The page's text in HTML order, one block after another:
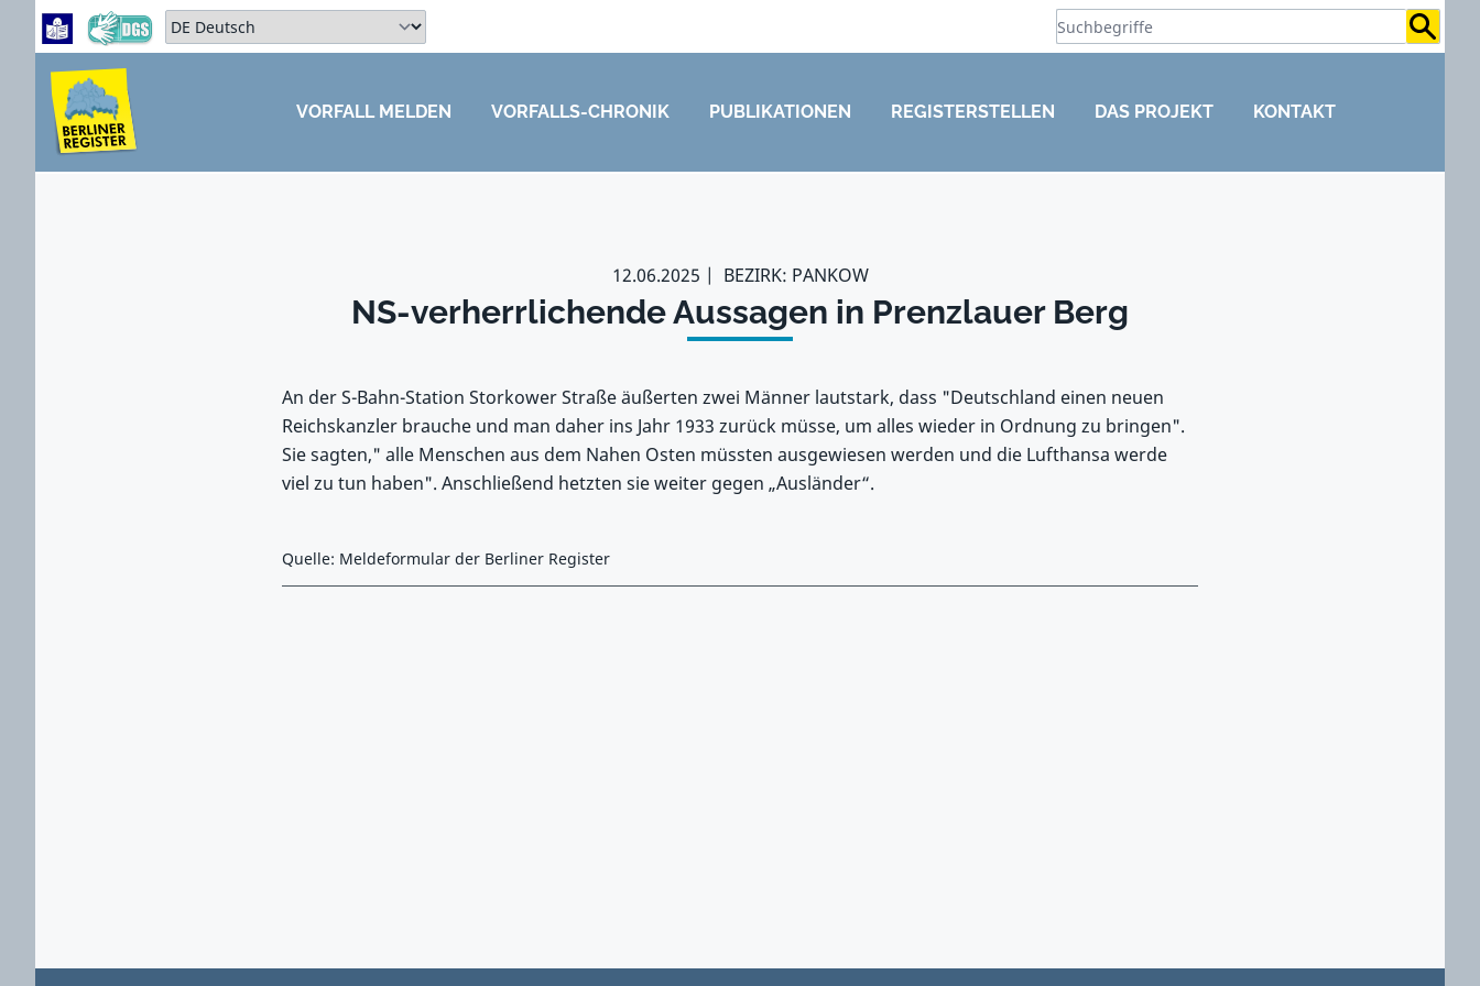
Zum Hauptbereich springen
Zum Hauptmenü springen
Sprache auswählen:
ZUM HAUPTBEREICH SPRINGEN
VORFALL MELDEN VORFALLS-CHRONIK PUBLIKATIONEN REGISTERSTELLEN DAS PROJEKT KONTAKT
12.06.2025 BEZIRK: PANKOW
NS-verherrlichende Aussagen in Prenzlauer Berg
An der S-Bahn-Station Storkower Straße äußerten zwei Männer lautstark, dass "Deutschland einen neuen
Reichskanzler brauche und man daher ins Jahr 1933 zurück müsse, um alles wieder in Ordnung zu bringen".
Sie sagten," alle Menschen aus dem Nahen Osten müssten ausgewiesen werden und die Lufthansa werde
viel zu tun haben". Anschließend hetzten sie weiter gegen „Ausländer“.
Quelle: Meldeformular der Berliner Register